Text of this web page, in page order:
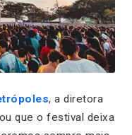
, a diretora
que o festival deixa